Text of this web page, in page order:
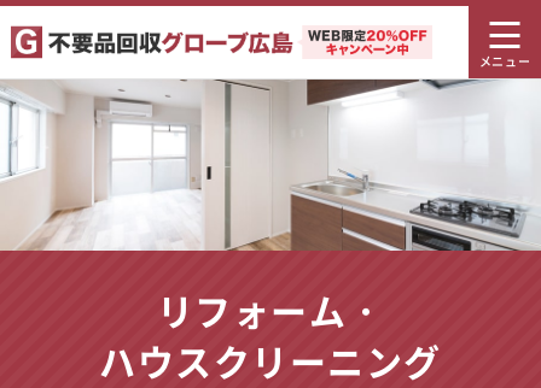
リフォーム・
ハウスクリーニング